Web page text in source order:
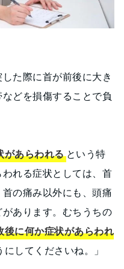
た際に首が前後に大き
どを損傷することで負
があらわれるという特
れる症状としては、首
の痛み以外にも、頭痛
あります。むちうちの
後に何か症状があらわれ
にしてくださいね。」